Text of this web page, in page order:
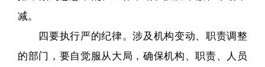
减。
四要执行严的纪律。涉及机构变动、职责调整
的部门，要自觉服从大局，确保机构、职责、人员